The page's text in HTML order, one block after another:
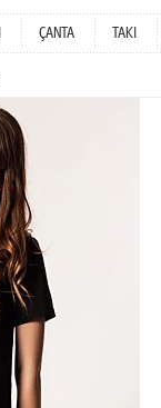
ÇANTA TAKI